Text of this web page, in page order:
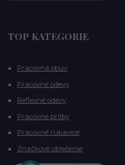
TOP KATEGORIE
Pracovná obuv
Pracovné odevy
Reflexné odevy
Pracovné prilby
Pracovné rukavice
Značkové oblečenie